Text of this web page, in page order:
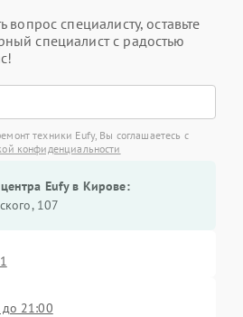
вопрос специалисту, оставьте
специалист с радостью
техники Eufy, Вы соглашаетесь с
конфиденциальности
Eufy в Кирове:
107
21:00